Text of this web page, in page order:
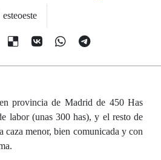
esteoeste
provincia de Madrid de 450 Has
labor (unas 300 has), y el resto de
caza menor, bien comunicada y con